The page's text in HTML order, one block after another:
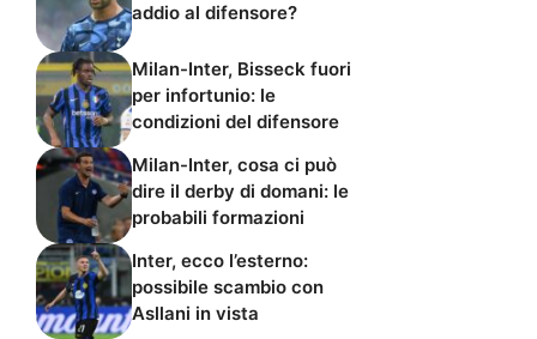
addio al difensore?
Milan-Inter, Bisseck fuori
per infortunio: le
condizioni del difensore
Milan-Inter, cosa ci può
dire il derby di domani: le
probabili formazioni
Inter, ecco l’esterno:
possibile scambio con
Asllani in vista